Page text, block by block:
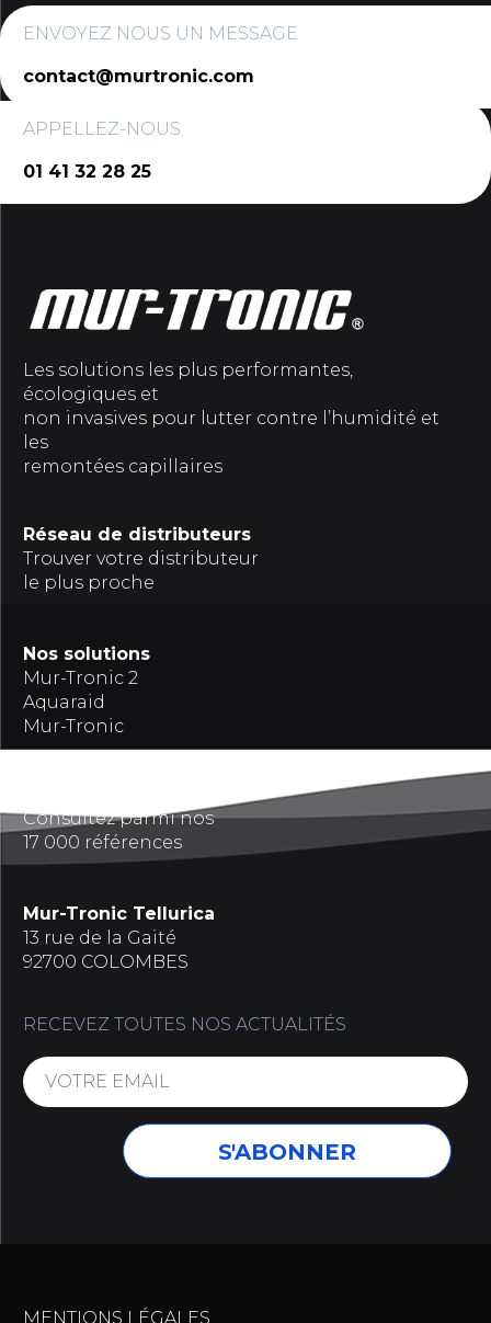
ENVOYEZ NOUS UN MESSAGE
contact@murtronic.com
APPELLEZ-NOUS
01 41 32 28 25
Les solutions les plus performantes,
écologiques et
non invasives pour lutter contre l’humidité et
les
remontées capillaires
Réseau de distributeurs
Trouver votre distributeur
le plus proche
Nos solutions
Mur-Tronic 2
Aquaraid
Mur-Tronic
Consultez parmi nos
17 000 références
Mur-Tronic Tellurica
13 rue de la Gaité
92700 COLOMBES
RECEVEZ TOUTES NOS ACTUALITÉS
MENTIONS LÉGALES